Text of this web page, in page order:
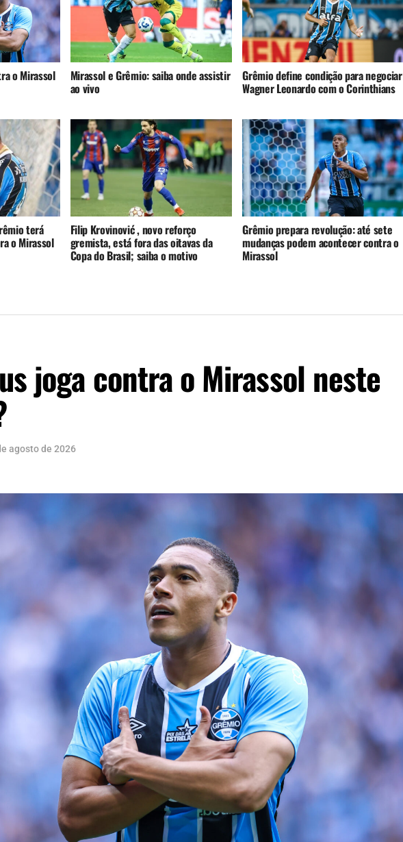
o Mirassol Mirassol e Grêmio: saiba onde assistir
ao vivo
Grêmio define condição para negociar
Wagner Leonardo com o Corinthians
terá
o Mirassol
Filip Krovinović , novo reforço
gremista, está fora das oitavas da
Copa do Brasil; saiba o motivo
Grêmio prepara revolução: até sete
mudanças podem acontecer contra o
Mirassol
joga contra o Mirassol neste
agosto de 2026